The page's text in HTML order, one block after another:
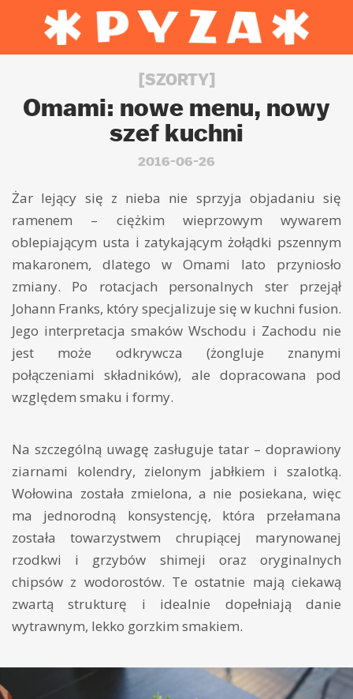
[SZORTY]
Omami: nowe menu, nowy
szef kuchni
2016-06-26
Żar lejący się z nieba nie sprzyja objadaniu się
ramenem – ciężkim wieprzowym wywarem
oblepiającym usta i zatykającym żołądki pszennym
makaronem, dlatego w Omami lato przyniosło
zmiany. Po rotacjach personalnych ster przejął
Johann Franks, który specjalizuje się w kuchni fusion.
Jego interpretacja smaków Wschodu i Zachodu nie
jest może odkrywcza (żongluje znanymi
połączeniami składników), ale dopracowana pod
względem smaku i formy.
Na szczególną uwagę zasługuje tatar – doprawiony
ziarnami kolendry, zielonym jabłkiem i szalotką.
Wołowina została zmielona, a nie posiekana, więc
ma jednorodną konsystencję, która przełamana
została towarzystwem chrupiącej marynowanej
rzodkwi i grzybów shimeji oraz oryginalnych
chipsów z wodorostów. Te ostatnie mają ciekawą
zwartą strukturę i idealnie dopełniają danie
wytrawnym, lekko gorzkim smakiem.